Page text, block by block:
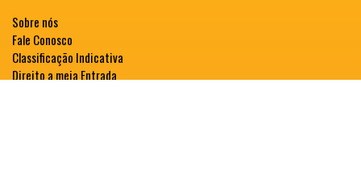
Sobre nós
Fale Conosco
Classificação Indicativa
Direito a meia Entrada